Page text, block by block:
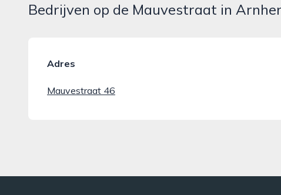
Bedrijven op de Mauvestraat in
Adres
Mauvestraat 46